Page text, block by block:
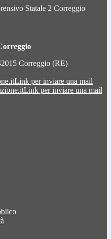
Statale 2 Correggio
Correggio (RE)
Link per inviare una mail
Link per inviare una mail